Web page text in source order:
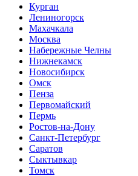
Курган
Лениногорск
Махачкала
Москва
Набережные Челны
Нижнекамск
Новосибирск
Омск
Пенза
Первомайский
Пермь
Ростов-на-Дону
Санкт-Петербург
Саратов
Сыктывкар
Томск